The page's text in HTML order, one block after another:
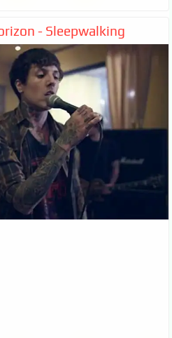
- Sleepwalking